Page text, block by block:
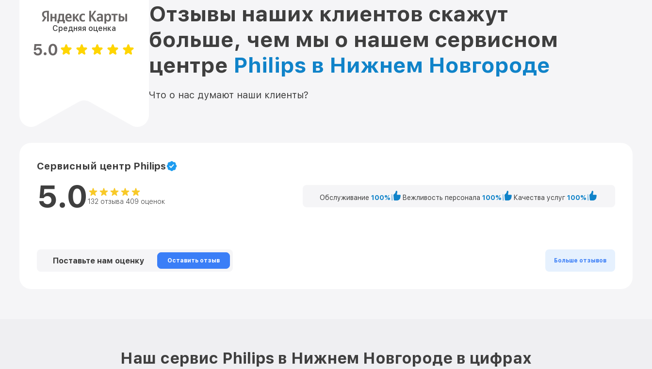
Средняя оценка
5.0
Отзывы наших клиентов скажут
больше, чем мы о нашем сервисном
центре Philips в Нижнем Новгороде
Что о нас думают наши клиенты?
Сервисный центр Philips
5.0 132 отзыва 409 оценок Обслуживание 100% Вежливость персонала 100% Качества услуг 100%
Поставьте нам оценку Оставить отзыв Больше отзывов
Наш сервис Philips в Нижнем Новгороде в цифрах